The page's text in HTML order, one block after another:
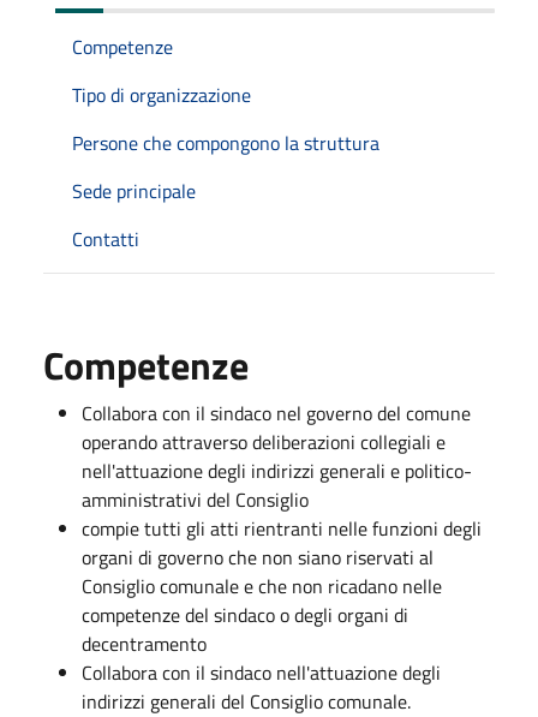
Competenze
Tipo di organizzazione
Persone che compongono la struttura
Sede principale
Contatti
Competenze
Collabora con il sindaco nel governo del comune
operando attraverso deliberazioni collegiali e
nell'attuazione degli indirizzi generali e politico-
amministrativi del Consiglio
compie tutti gli atti rientranti nelle funzioni degli
organi di governo che non siano riservati al
Consiglio comunale e che non ricadano nelle
competenze del sindaco o degli organi di
decentramento
Collabora con il sindaco nell'attuazione degli
indirizzi generali del Consiglio comunale.